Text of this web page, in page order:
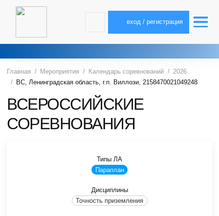
вход / регистрация
Главная Мероприятия Календарь соревнований
2026
ВС, Ленинградская область, г.п. Виллози, 2158470021049248
ВСЕРОССИЙСКИЕ
СОРЕВНОВАНИЯ
Типы ЛА
Параплан
Дисциплины
Точность приземления